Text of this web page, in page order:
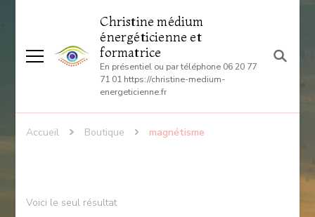
Christine médium
énergéticienne et
formatrice
En présentiel ou par téléphone 06 20 77
71 01 https://christine-medium-
energeticienne.fr
Accueil Boutique magnétisme
Voici le seul résultat